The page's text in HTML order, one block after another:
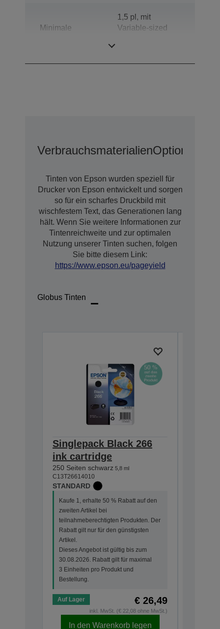
Minimale
1,5 pl, mit
Variable-sized
VerbrauchsmaterialienOptionen
Tinten von Epson wurden speziell für
Drucker von Epson entwickelt und sorgen
so für ein scharfes Druckbild mit
wischfestem Text, das Generationen lang
hält. Wenn Sie weitere Informationen zur
Tintenreichweite und zur optimalen
Nutzung unserer Tinten suchen, folgen
Sie bitte diesem Link:
https://www.epson.eu/pageyield
Globus Tinten
Singlepack Black 266
ink cartridge
250 Seiten schwarz 5,8 ml
C13T26614010
STANDARD
Kaufe 1, erhalte 50 % Rabatt auf den
zweiten Artikel bei
teilnahmeberechtigten Produkten. Der
Rabatt gilt nur für den günstigsten
Artikel.
Dieses Angebot ist gültig bis zum
30.08.2026. Rabatt gilt für maximal
3 Einheiten pro Produkt und
Bestellung.
Auf Lager € 26,49
inkl. MwSt. (€ 22,08 ohne MwSt.)
In den Warenkorb legen